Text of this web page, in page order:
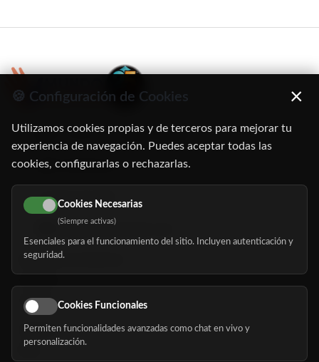
C/ Oruro, 11. 28016 Madrid
91 345 06 26
616 113 103
hola@mundomayor.com
Buscador de residencias
Eventos
Nosotros
🍪 Configuración de Cookies ×
Utilizamos cookies propias y de terceros para mejorar tu
experiencia de navegación. Puedes aceptar todas las
cookies, configurarlas o rechazarlas.
Cookies Necesarias
(Siempre activas)
Esenciales para el funcionamiento del sitio. Incluyen autenticación y
seguridad.
Cookies Funcionales
Permiten funcionalidades avanzadas como chat en vivo y
personalización.